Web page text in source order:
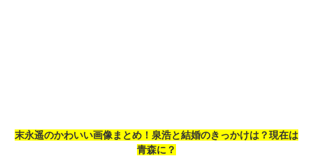
末永遥のかわいい画像まとめ！泉浩と結婚のきっかけは？現在は
青森に？